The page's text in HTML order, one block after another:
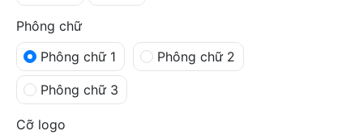
Phông chữ
Phông chữ 1
Phông chữ 2
Phông chữ 3
Cỡ logo